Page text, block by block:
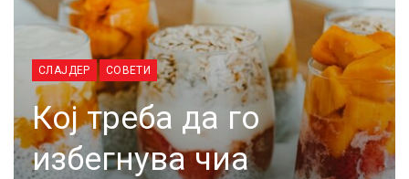
СЛАЈДЕР СОВЕТИ
Кој треба да го
избегнува чиа